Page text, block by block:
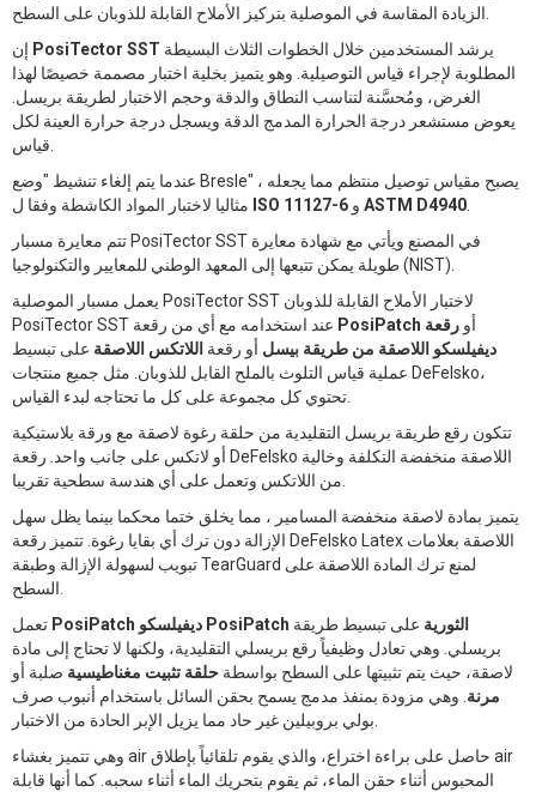
PosiTector SST
المطلوبة لإجراء قياس التوصيلية. وهو يتميز بخلية اختبار مصممة خصيصًا لهذا
الغرض، ومُحسَّنة لتناسب النطاق والدقة وحجم الاختبار لطريقة بريسل.
يعوض مستشعر درجة الحرارة المدمج الدقة ويسجل درجة حرارة العينة لكل
عندما يتم إلغاء تنشيط "وضع Bresle" ، يصبح مقياس توصيل منتظم مما يجعله
ISO 11127-6 ASTM D4940
تتم معايرة مسبار PosiTector SST في المصنع ويأتي مع شهادة معايرة
طويلة يمكن تتبعها إلى المعهد الوطني للمعايير والتكنولوجيا (NIST).
يعمل مسبار الموصلية PosiTector SST لاختبار الأملاح القابلة للذوبان
PosiPatch أو رقعة
ديفيلسكو اللاصقة من طريقة بيسل أو رقعة اللاتكس اللاصقة على تبسيط
عملية قياس التلوث بالملح القابل للذوبان. مثل جميع منتجات DeFelsko،
تتكون رقع طريقة بريسل التقليدية من حلقة رغوة لاصقة مع ورقة بلاستيكية
أو لاتكس على جانب واحد. رقعة DeFelsko اللاصقة منخفضة التكلفة وخالية
يتميز بمادة لاصقة منخفضة المسامير ، مما يخلق ختما محكما بينما يظل سهل
الإزالة دون ترك أي بقايا رغوة. تتميز رقعة DeFelsko Latex اللاصقة بعلامات
تبويب لسهولة الإزالة وطبقة TearGuard لمنع ترك المادة اللاصقة على
PosiPatch ديفيلسكو PosiPatch الثورية على تبسيط طريقة
بريسلي. وهي تعادل وظيفياً رقع بريسلي التقليدية، ولكنها لا تحتاج إلى مادة
لاصقة، حيث يتم تثبيتها على السطح بواسطة حلقة تثبيت مغناطيسية صلبة أو
مرنة . وهي مزودة بمنفذ مدمج يسمح بحقن السائل باستخدام أنبوب صرف
وهي تتميز بغشاء air حاصل على براءة اختراع، والذي يقوم تلقائياً بإطلاق air
المحبوس أثناء حقن الماء، ثم يقوم بتحريك الماء أثناء سحبه. كما أنها قابلة